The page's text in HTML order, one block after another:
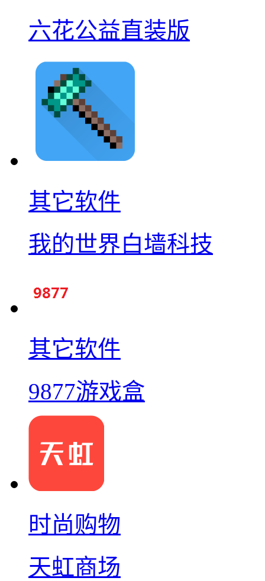
六花公益直装版
其它软件
我的世界白墙科技
其它软件
9877游戏盒
时尚购物
天虹商场